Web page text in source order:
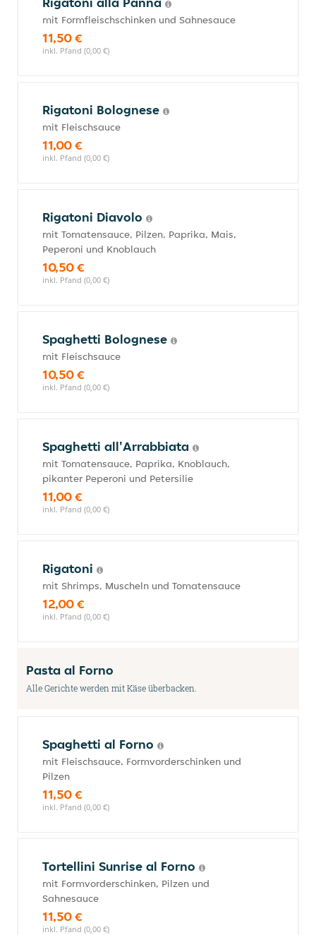
mit Formfleischschinken und Sahnesauce
11,50 €
inkl. Pfand (0,00 €)
Rigatoni Bolognese
mit Fleischsauce
11,00 €
inkl. Pfand (0,00 €)
Rigatoni Diavolo
mit Tomatensauce, Pilzen, Paprika, Mais,
Peperoni und Knoblauch
10,50 €
inkl. Pfand (0,00 €)
Spaghetti Bolognese
mit Fleischsauce
10,50 €
inkl. Pfand (0,00 €)
Spaghetti all'Arrabbiata
mit Tomatensauce, Paprika, Knoblauch,
pikanter Peperoni und Petersilie
11,00 €
inkl. Pfand (0,00 €)
Rigatoni
mit Shrimps, Muscheln und Tomatensauce
12,00 €
inkl. Pfand (0,00 €)
Pasta al Forno
Alle Gerichte werden mit Käse überbacken.
Spaghetti al Forno
mit Fleischsauce, Formvorderschinken und
Pilzen
11,50 €
inkl. Pfand (0,00 €)
Tortellini Sunrise al Forno
mit Formvorderschinken, Pilzen und
Sahnesauce
11,50 €
inkl. Pfand (0,00 €)